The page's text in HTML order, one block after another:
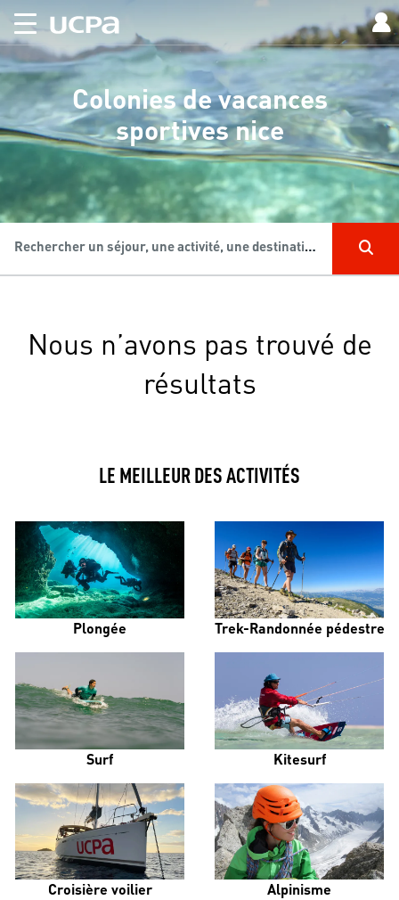
Colonies de vacances
sportives nice
Rechercher un séjour, une activité, une destination...
Nous n’avons pas trouvé de
résultats
LE MEILLEUR DES ACTIVITÉS
Plongée Trek-Randonnée pédestre
Surf Kitesurf
Croisière voilier Alpinisme